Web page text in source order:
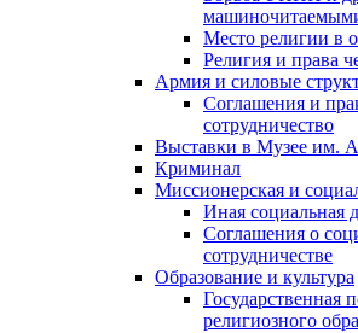
Место религии в
Религия и права
Армия и силовые
Соглашения и
сотрудничество
Выставки в Музее им.
Криминал
Миссионерская и
Иная социальная
Соглашения о
сотрудничестве
Образование и культура
Государственная
религиозного